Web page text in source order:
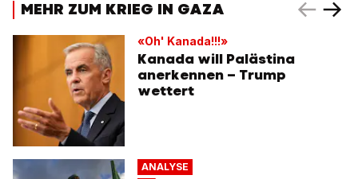
MEHR ZUM KRIEG IN GAZA
«Oh' Kanada!!!»
Kanada will Palästina
anerkennen – Trump
wettert
ANALYSE